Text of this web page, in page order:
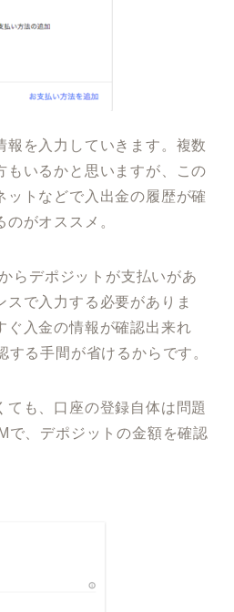
報を入力していきます。複数
もいるかと思いますが、この
ットなどで入出金の履歴が確
がオススメ。
らデポジットが支払いがあ
スで入力する必要がありま
ぐ入金の情報が確認出来れ
する手間が省けるからです。
ても、口座の登録自体は問題
で、デポジットの金額を確認